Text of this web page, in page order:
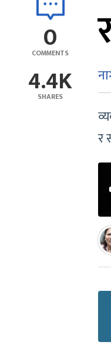
0
COMMENTS
4.4K
SHARES
र